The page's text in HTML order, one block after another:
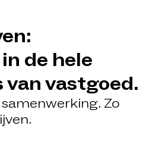
de hele
van vastgoed.
Zo